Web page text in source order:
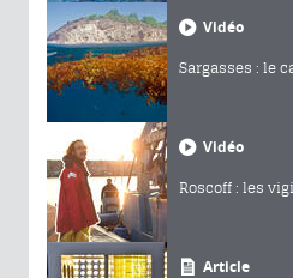
Vidéo
Sargasses : le
Vidéo
Roscoff : les
Article